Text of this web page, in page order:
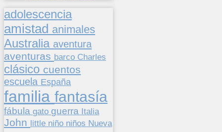
adolescencia
amistad animales
Australia aventura
aventuras barco Charles
clásico cuentos
escuela España
familia fantasía
fábula gato guerra Italia
John little niño niños Nueva